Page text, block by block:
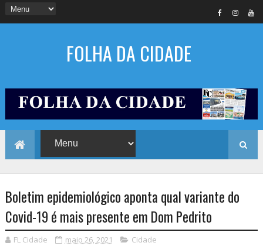
FOLHA DA CIDADE
Boletim epidemiológico aponta qual variante do
Covid-19 é mais presente em Dom Pedrito
FL Cidade maio 26, 2021 Cidade